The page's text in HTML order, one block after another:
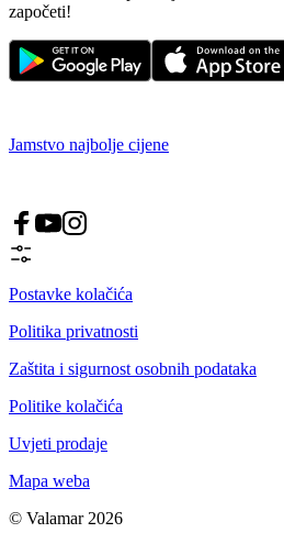
započeti!
Jamstvo najbolje cijene
Postavke kolačića
Politika privatnosti
Zaštita i sigurnost osobnih podataka
Politike kolačića
Uvjeti prodaje
Mapa weba
© Valamar 2026